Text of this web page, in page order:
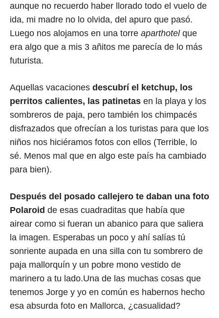
aunque no recuerdo haber llorado todo el vuelo de
ida, mi madre no lo olvida, del apuro que pasó.
Luego nos alojamos en una torre aparthotelque
era algo que a mis 3 añitos me parecía de lo más
futurista.
Aquellas vacaciones descubrí el ketchup, los
perritos calientes, las patinetas en la playa y los
sombreros de paja, pero también los chimpacés
disfrazados que ofrecían a los turistas para que los
niños nos hiciéramos fotos con ellos (Terrible, lo
sé. Menos mal que en algo este país ha cambiado
para bien).
Después del posado callejero te daban una foto
Polaroid de esas cuadraditas que había que
airear como si fueran un abanico para que saliera
la imagen. Esperabas un poco y ahí salías tú
sonriente aupada en una silla con tu sombrero de
paja mallorquín y un pobre mono vestido de
marinero a tu lado.Una de las muchas cosas que
tenemos Jorge y yo en común es habernos hecho
esa absurda foto en Mallorca, ¿casualidad?